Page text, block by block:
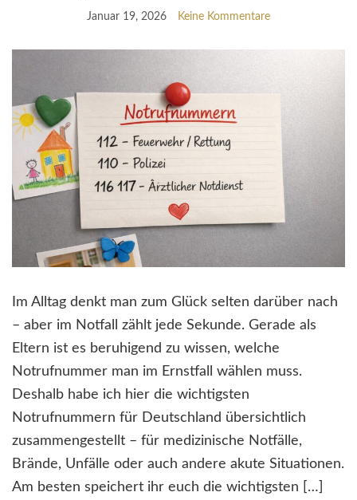
Januar 19, 2026 Keine Kommentare
Im Alltag denkt man zum Glück selten darüber nach
– aber im Notfall zählt jede Sekunde. Gerade als
Eltern ist es beruhigend zu wissen, welche
Notrufnummer man im Ernstfall wählen muss.
Deshalb habe ich hier die wichtigsten
Notrufnummern für Deutschland übersichtlich
zusammengestellt – für medizinische Notfälle,
Brände, Unfälle oder auch andere akute Situationen.
Am besten speichert ihr euch die wichtigsten […]